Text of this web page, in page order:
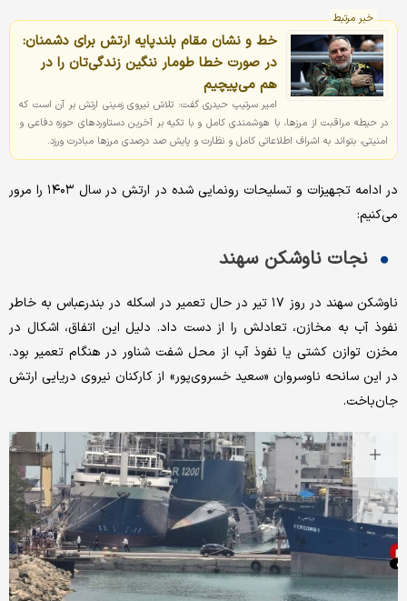
خبر مرتبط
خط و نشان مقام بلندپایه ارتش برای دشمنان:
در صورت خطا طومار ننگین زندگی‌تان را در
هم می‌پیچیم
امیر سرتیپ حیدری گفت: تلاش نیروی زمینی ارتش بر آن است که
در حیطه مراقبت از مرزها، با هوشمندی کامل و با تکیه بر آخرین دستاوردهای حوزه دفاعی و
امنیتی، بتواند به اشراف اطلاعاتی کامل و نظارت و پایش صد درصدی مرزها مبادرت ورزد.
در ادامه تجهیزات و تسلیحات رونمایی شده در ارتش در سال ۱۴۰۳ را مرور
می‌کنیم:
نجات ناوشکن سهند
ناوشکن سهند در روز ۱۷ تیر در حال تعمیر در اسکله در بندرعباس به خاطر
نفوذ آب به مخازن، تعادلش را از دست داد. دلیل این اتفاق، اشکال در
مخزن توازن کشتی یا نفوذ آب از محل شفت شناور در هنگام تعمیر بود.
در این سانحه ناوسروان «سعید خسروی‌پور» از کارکنان نیروی دریایی ارتش
جان‌باخت.